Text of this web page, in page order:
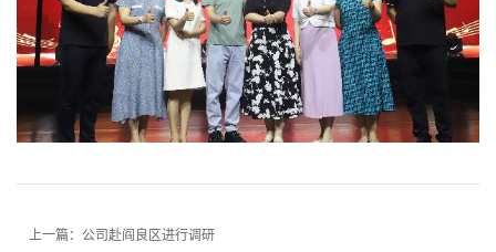
上一篇： 公司赴阎良区进行调研